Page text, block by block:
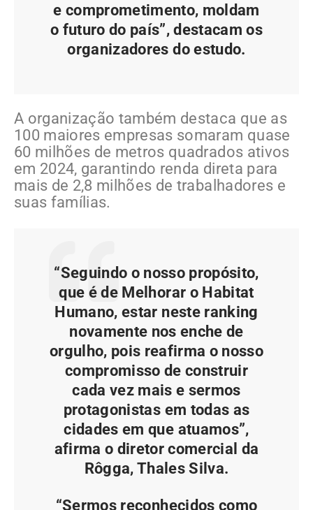
e comprometimento, moldam
o futuro do país”, destacam os
organizadores do estudo.
A organização também destaca que as
100 maiores empresas somaram quase
60 milhões de metros quadrados ativos
em 2024, garantindo renda direta para
mais de 2,8 milhões de trabalhadores e
suas famílias.
“Seguindo o nosso propósito,
que é de Melhorar o Habitat
Humano, estar neste ranking
novamente nos enche de
orgulho, pois reafirma o nosso
compromisso de construir
cada vez mais e sermos
protagonistas em todas as
cidades em que atuamos”,
afirma o diretor comercial da
Rôgga, Thales Silva.
“Sermos reconhecidos como